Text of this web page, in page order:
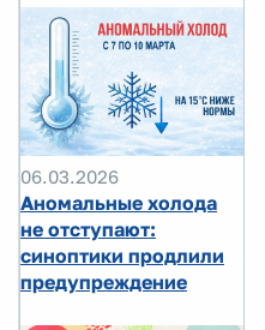
06.03.2026
Аномальные холода
не отступают:
синоптики продлили
предупреждение